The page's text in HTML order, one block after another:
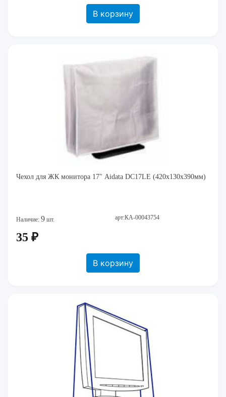
В корзину
Чехол для ЖК монитора 17" Aidata DC17LE (420х130х390мм)
Наличие: 9 шт. арт:КА-00043754
35 ₽
В корзину